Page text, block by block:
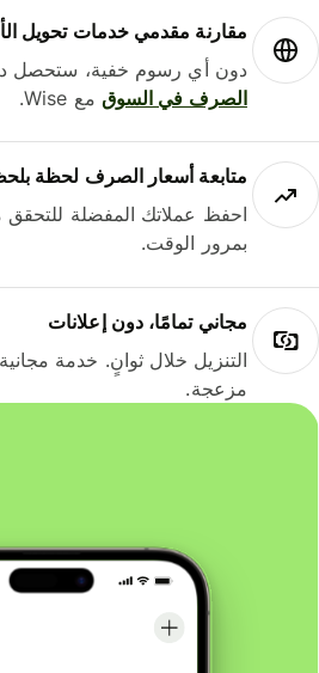
مقارنة مقدمي خدمات تحويل
دون أي رسوم خفية، ستحصل
الصرف في السوقمع Wise.
متابعة أسعار الصرف لحظة بلحظة
احفظ عملاتك المفضلة للتحقق
بمرور الوقت.
مجاني تمامًا، دون إعلانات
التنزيل خلال ثوانٍ. خدمة مجانية
مزعجة.